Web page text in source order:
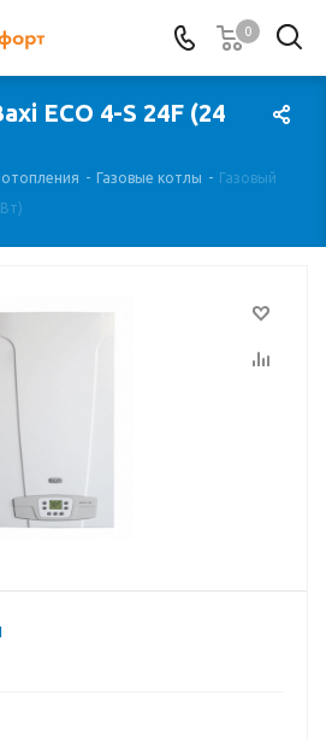
0
ECO 4-S 24F (24
- Газовые котлы - Газовый